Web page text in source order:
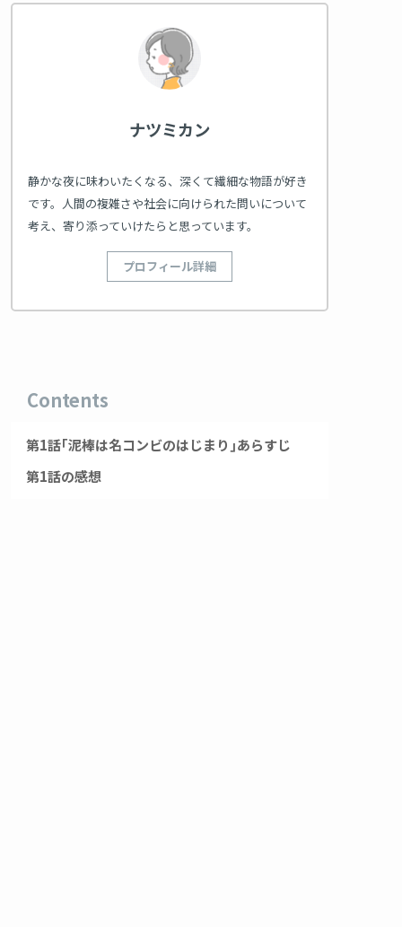
ナツミカン
静かな夜に味わいたくなる、深くて繊細な物語が好き
です。人間の複雑さや社会に向けられた問いについて
考え、寄り添っていけたらと思っています。
プロフィール詳細
Contents
第1話｢泥棒は名コンビのはじまり｣あらすじ
第1話の感想